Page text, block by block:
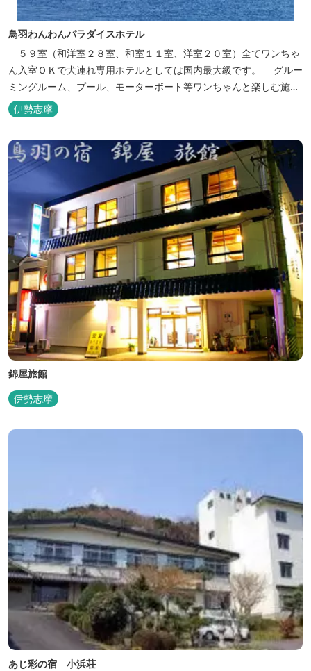
鳥羽わんわんパラダイスホテル
５９室（和洋室２８室、和室１１室、洋室２０室）全てワンちゃ
ん入室ＯＫで犬連れ専用ホテルとしては国内最大級です。 グルー
ミングルーム、プール、モーターボート等ワンちゃんと楽しむ施設
も充実しています。
伊勢志摩
錦屋旅館
伊勢志摩
あじ彩の宿 小浜荘